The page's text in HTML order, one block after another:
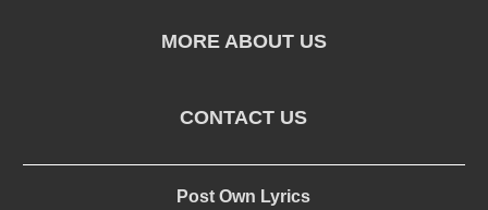
MORE ABOUT US
CONTACT US
Post Own Lyrics